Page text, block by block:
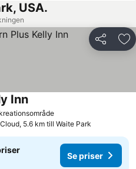
USA.
Dela
Inn
5.6 km till Waite Park
Se priser